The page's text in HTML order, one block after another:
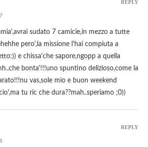
sudato 7 camicie,in mezzo a tutte
pero',la missione l'hai compiuta a
e chissa'che sapore,ngopp a quella
bonta'!!!uno spuntino delizioso,come la
vas,sole mio e buon weekend
tu ric che dura??mah..speriamo ;0))
REPLY
REPLY